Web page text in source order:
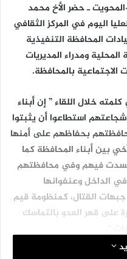
مارس/2016م|-المحويت ـ حضر الأخ محمد
اليوم في المركز الثقافي
المحافظة التنفيذية
ومدراء المديريات
بالمحافظة.
خلال اللقاء ” إن أبناء
استطاعوا أن يثبتوا
بحفاظهم على أمنها
بين أبناء المحافظة كما
فيهم وفي محافظتهم
الداخل وعنفوانها
القتال، كمنظومة قيم
على قهر العدو بالتماسك